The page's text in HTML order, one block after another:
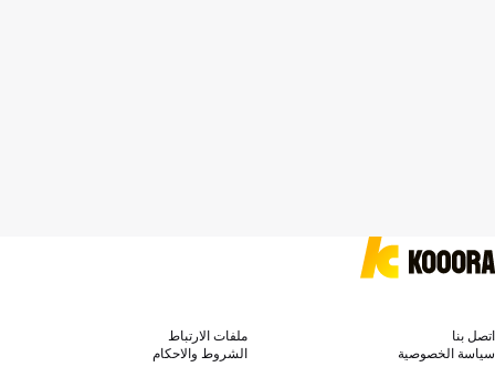
اتصل بنا
ملفات الارتباط
سياسة الخصوصية
الشروط والاحكام